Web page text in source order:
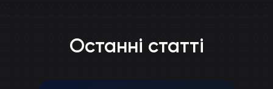
Останні статті